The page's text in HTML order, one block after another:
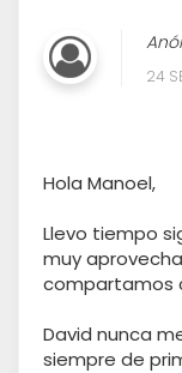
24
Hola Manoel,
Llevo tiempo
muy
compartamos
David nunca
siempre de